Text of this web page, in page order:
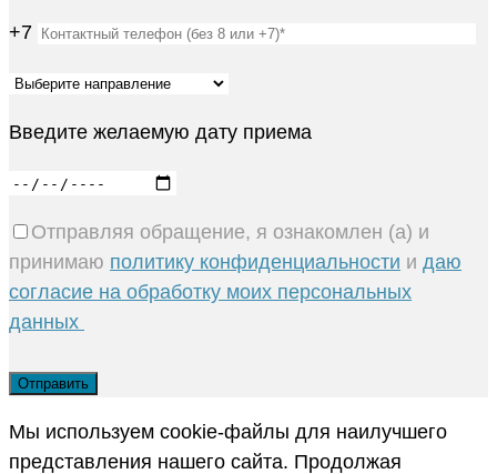
+7
Введите желаемую дату приема
Отправляя обращение, я ознакомлен (а) и
принимаю политику конфиденциальности и даю
согласие на обработку моих персональных
данных
Мы используем cookie-файлы для наилучшего
представления нашего сайта. Продолжая